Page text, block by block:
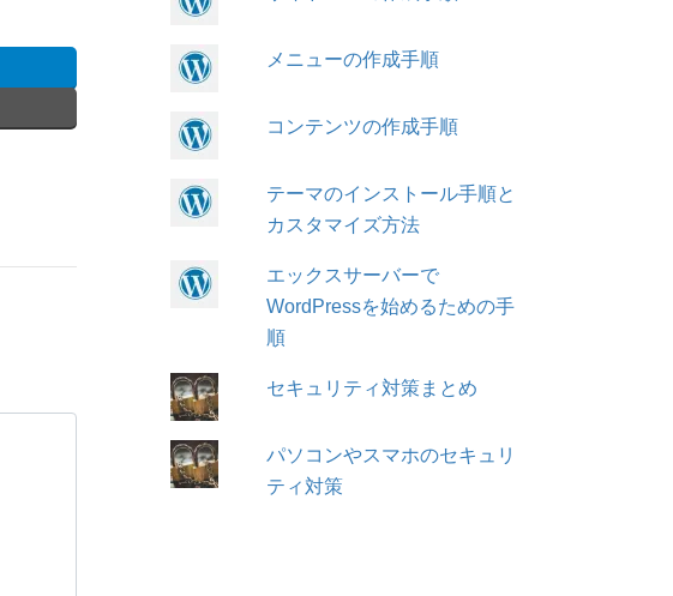
メニューの作成手順
コンテンツの作成手順
テーマのインストール手順と
カスタマイズ方法
エックスサーバーで
WordPressを始めるための手
順
セキュリティ対策まとめ
パソコンやスマホのセキュリ
ティ対策